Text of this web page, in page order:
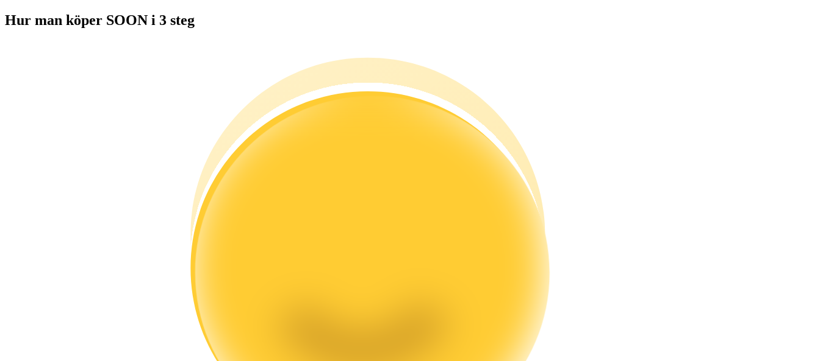
Njut av vinstdelning och kopieringshandelsprovisioner
Big data-analys inklusive handelsinformation, etc.
Hur man köper SOON i 3 steg